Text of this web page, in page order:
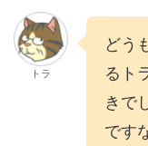
トラ
どう
るト
きで
です